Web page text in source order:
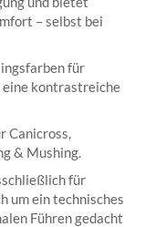
– selbst bei
für
eine kontrastreiche
Canicross,
& Mushing.
für
um ein technisches
Führen gedacht